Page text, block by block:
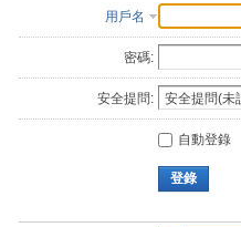
用戶名
密碼:
安全提問:
自動登錄
登錄